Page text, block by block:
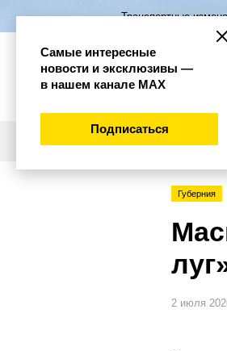
Транспортные
Губерния
2 июля
Самые интересные
новости и эксклюзивы —
в нашем канале МАХ
Подписаться